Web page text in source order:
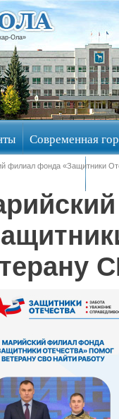
Ола»
Современная
обсуждения
филиал фонда «Защитники